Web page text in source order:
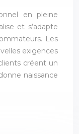
en pleine
et s’adapte
Les
exigences
créent un
naissance